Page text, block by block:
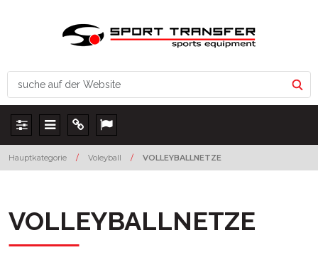
Panel Menu Info Lang
Hauptkategorie / Voleyball / VOLLEYBALLNETZE
VOLLEYBALLNETZE